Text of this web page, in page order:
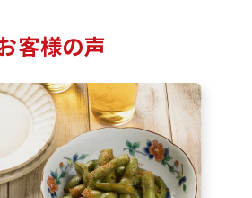
客様の声